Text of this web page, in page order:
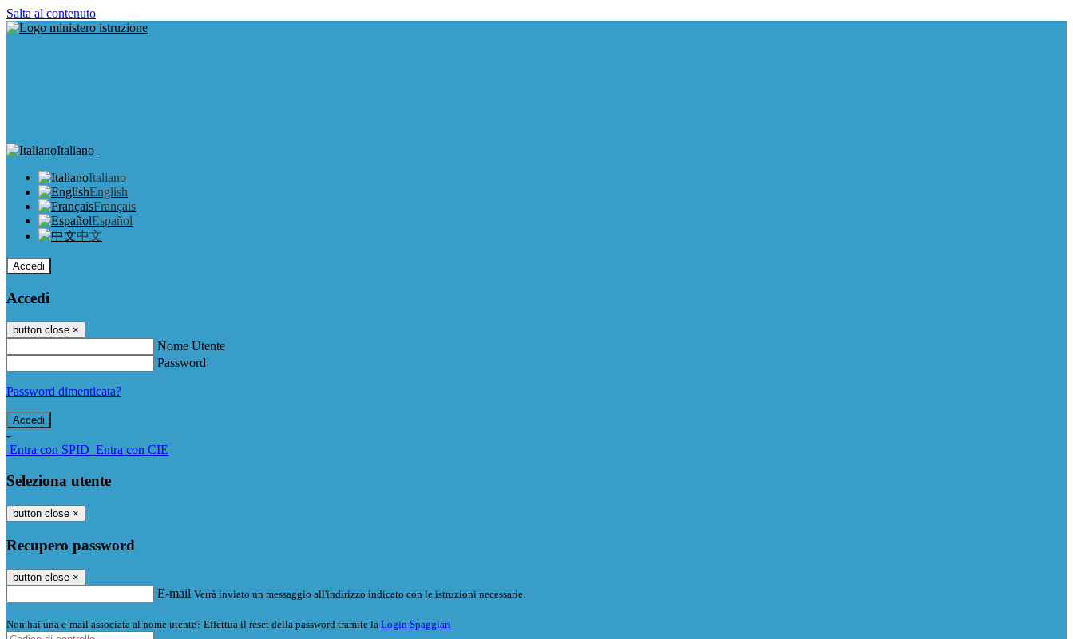
Salta al contenuto
Italiano
Italiano
English
Français
Español
中文
Accedi
Accedi
button close ×
Nome Utente
Password
Password dimenticata?
-
Entra con SPID Entra con CIE
Seleziona utente
button close ×
Recupero password
button close ×
E-mail Verrà inviato un messaggio all'indirizzo indicato con le istruzioni necessarie.
Non hai una e-mail associata al nome utente? Effettua il reset della password tramite la Login Spaggiari